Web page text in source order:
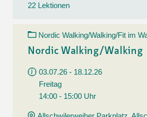
22 Lektionen
Nordic Walking/Walking/Fit im
Nordic Walking/Walking
03.07.26 - 18.12.26
Freitag
14:00 - 15:00 Uhr